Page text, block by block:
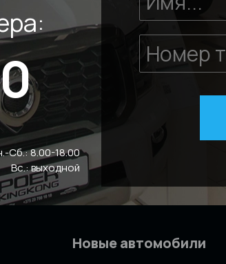
Сб.: 8.00-18.00
Вс.: выходной
Новые автомобили